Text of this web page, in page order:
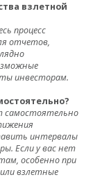
взлетной
процесс
отчетов,
инвесторам.
самостоятельно
интервалы
Если у вас нет
особенно при
взлетные